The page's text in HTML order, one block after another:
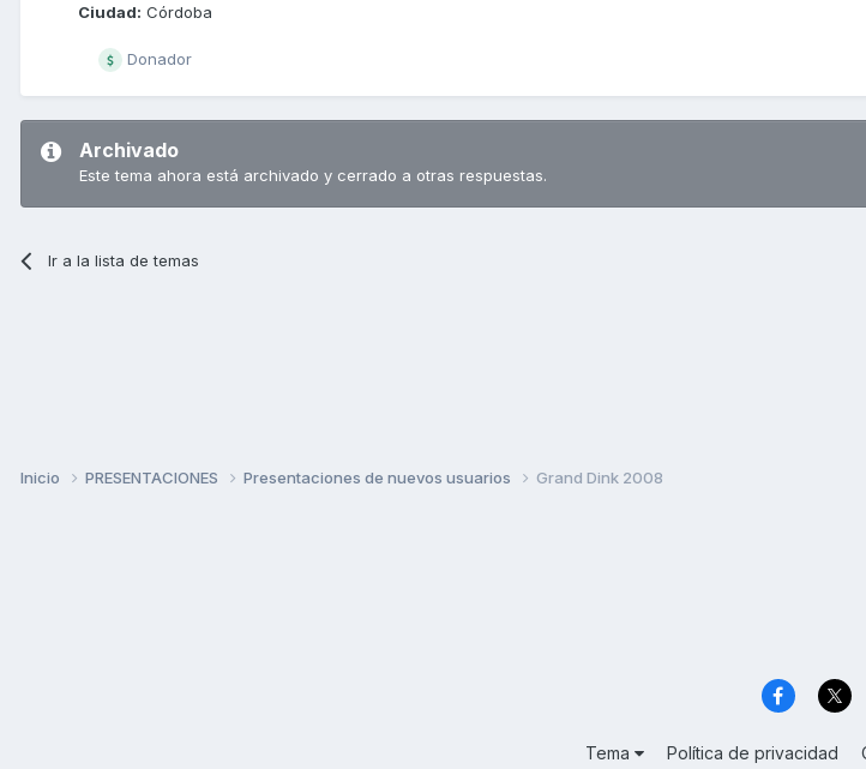
Ciudad: Córdoba
Donador
Archivado
Este tema ahora está archivado y cerrado a otras respuestas.
Ir a la lista de temas
Inicio PRESENTACIONES Presentaciones de nuevos usuarios Grand Dink 2008
Tema Política de privacidad